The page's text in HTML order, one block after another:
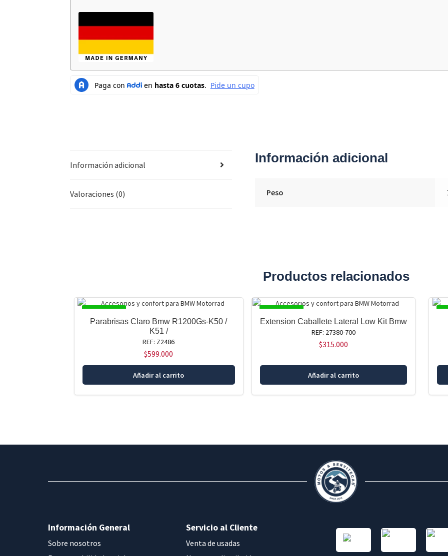
Información adicional
Valoraciones (0)
Información adicional
Peso
Productos relacionados
DISPONIBLE
Parabrisas Claro Bmw R1200Gs-K50 /
K51 /
REF: Z2486
$599.000
Añadir al carrito
DISPONIBLE
Extension Caballete Lateral Low Kit Bmw
REF: 27380-700
$315.000
Añadir al carrito
Información General
Sobre nosotros
Servicio al Cliente
Venta de usadas